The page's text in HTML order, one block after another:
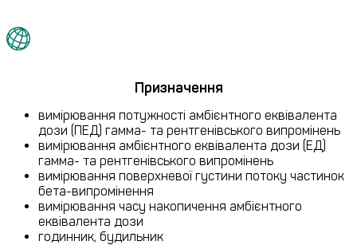
Призначення
вимірювання потужності амбієнтного еквівалента
дози (ПЕД) гамма- та рентгенівського випромінень
вимірювання амбієнтного еквівалента дози (ЕД)
гамма- та рентгенівського випромінень
вимірювання поверхневої густини потоку частинок
бета-випромінення
вимірювання часу накопичення амбієнтного
еквівалента дози
годинник, будильник